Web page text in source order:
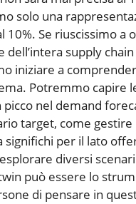
solo una
10%. Se riuscissimo a
dell’intera supply
iniziare a
Potremmo capire
picco nel demand
target, come gestire
significhi per il lato
diversi
può essere lo
di pensare in